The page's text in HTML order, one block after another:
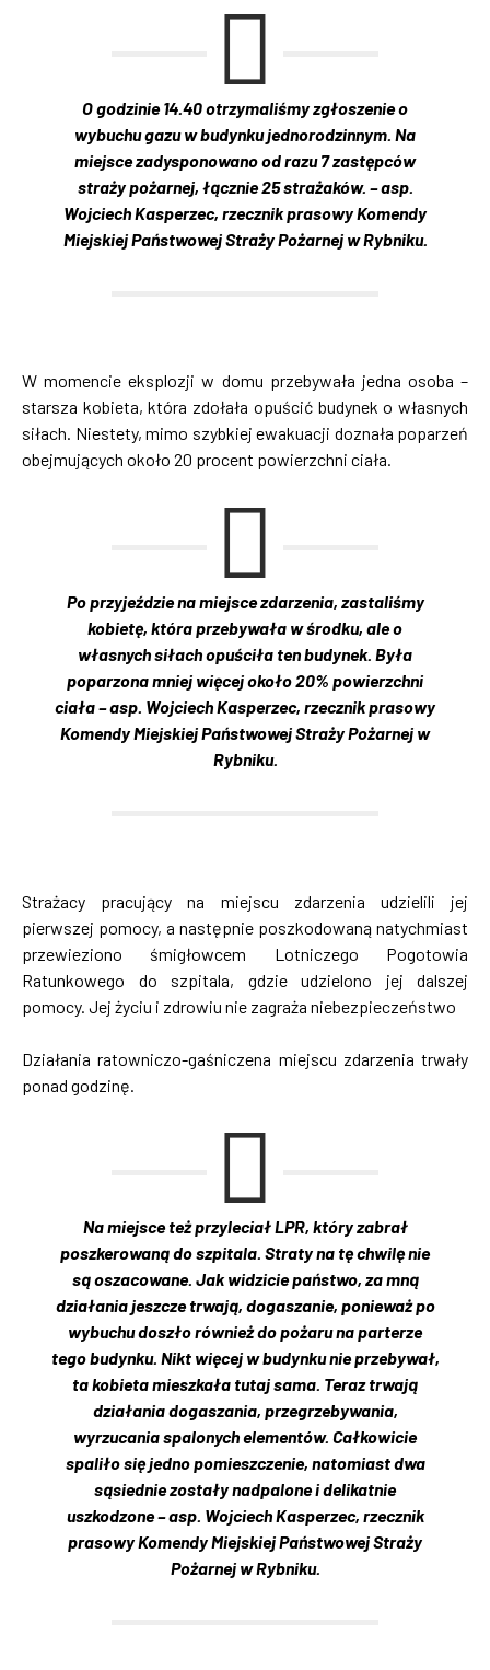
O godzinie 14.40 otrzymaliśmy zgłoszenie o
wybuchu gazu w budynku jednorodzinnym. Na
miejsce zadysponowano od razu 7 zastępców
straży pożarnej, łącznie 25 strażaków. – asp.
Wojciech Kasperzec, rzecznik prasowy Komendy
Miejskiej Państwowej Straży Pożarnej w Rybniku.
W momencie eksplozji w domu przebywała jedna osoba –
starsza kobieta, która zdołała opuścić budynek o własnych
siłach. Niestety, mimo szybkiej ewakuacji doznała poparzeń
obejmujących około 20 procent powierzchni ciała.
Po przyjeździe na miejsce zdarzenia, zastaliśmy
kobietę, która przebywała w środku, ale o
własnych siłach opuściła ten budynek. Była
poparzona mniej więcej około 20% powierzchni
ciała – asp. Wojciech Kasperzec, rzecznik prasowy
Komendy Miejskiej Państwowej Straży Pożarnej w
Rybniku.
Strażacy pracujący na miejscu zdarzenia udzielili jej
pierwszej pomocy, a następnie poszkodowaną natychmiast
przewieziono śmigłowcem Lotniczego Pogotowia
Ratunkowego do szpitala, gdzie udzielono jej dalszej
pomocy. Jej życiu i zdrowiu nie zagraża niebezpieczeństwo
Działania ratowniczo-gaśniczena miejscu zdarzenia trwały
ponad godzinę.
Na miejsce też przyleciał LPR, który zabrał
poszkerowaną do szpitala. Straty na tę chwilę nie
są oszacowane. Jak widzicie państwo, za mną
działania jeszcze trwają, dogaszanie, ponieważ po
wybuchu doszło również do pożaru na parterze
tego budynku. Nikt więcej w budynku nie przebywał,
ta kobieta mieszkała tutaj sama. Teraz trwają
działania dogaszania, przegrzebywania,
wyrzucania spalonych elementów. Całkowicie
spaliło się jedno pomieszczenie, natomiast dwa
sąsiednie zostały nadpalone i delikatnie
uszkodzone – asp. Wojciech Kasperzec, rzecznik
prasowy Komendy Miejskiej Państwowej Straży
Pożarnej w Rybniku.